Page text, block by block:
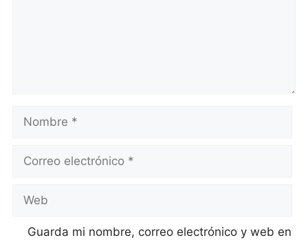
Nombre
Correo
Web
Guarda mi nombre, correo electrónico y web en